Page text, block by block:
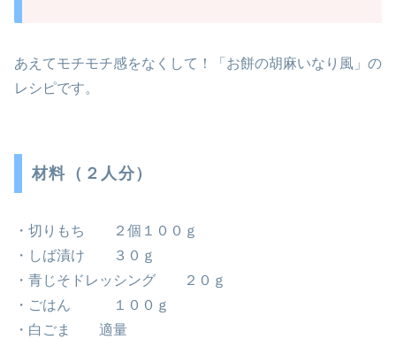
あえてモチモチ感をなくして！「お餅の胡麻いなり風」の
レシピです。
材料（２人分）
・切りもち ２個１００ｇ
・しば漬け ３０ｇ
・青じそドレッシング ２０ｇ
・ごはん １００ｇ
・白ごま 適量